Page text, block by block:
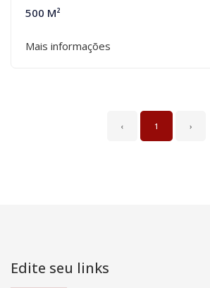
500 M²
Mais informações
‹ 1 ›
Edite seu links